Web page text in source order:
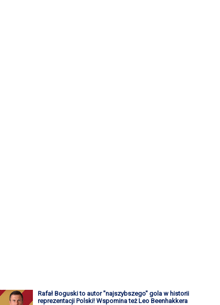
Rafał Boguski to autor "najszybszego" gola w historii
reprezentacji Polski! Wspomina też Leo Beenhakkera